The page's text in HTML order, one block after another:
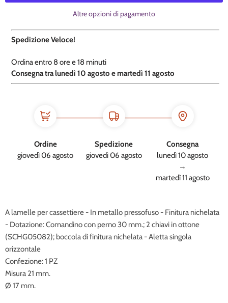
Altre opzioni di pagamento
Spedizione Veloce!
Ordina entro 8 ore e18 minuti
​Consegna tra lunedì 10 agosto e martedì 11 agosto
Ordine
giovedì 06 agosto
Spedizione
giovedì 06 agosto
Consegna
lunedì 10 agosto
→
martedì 11 agosto
A lamelle per cassettiere - In metallo pressofuso - Finitura nichelata
- Dotazione: Comandino con perno 30 mm.; 2 chiavi in ottone
(SCHG05082); boccola di finitura nichelata - Aletta singola
orizzontale
Confezione: 1 PZ
Misura 21 mm.
Ø 17 mm.